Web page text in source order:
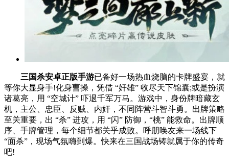
三国杀安卓正版手游已备好一场热血烧脑的卡牌盛宴，就
等你大显身手!化身曹操，凭借 “奸雄” 收尽天下锦囊;或是扮演
诸葛亮，用 “空城计” 吓退千军万马。游戏中，身份牌暗藏玄
机，主公、忠臣、反贼、内奸，不同阵营斗智斗勇。出牌策略
至关重要，出 “杀” 进攻，用 “闪” 防御，“桃” 能救命。出牌顺
序、手牌管理，每个细节都关乎成败。呼朋唤友来一场线下
“面杀”，现场气氛嗨到爆。快来在三国战场铸就属于你的传奇
吧!